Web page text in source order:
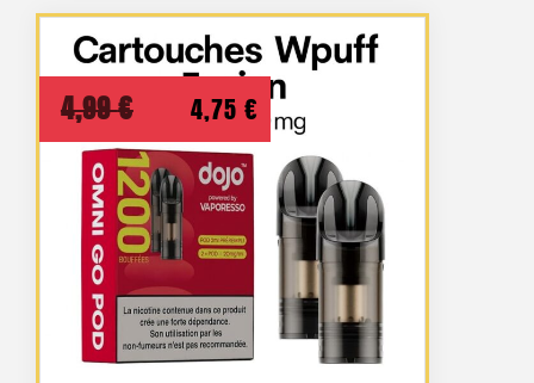
4,99€
Le
prix
initial
était :
4,99 €.
4,75 € Le
prix
actuel
est :
4,75 €.